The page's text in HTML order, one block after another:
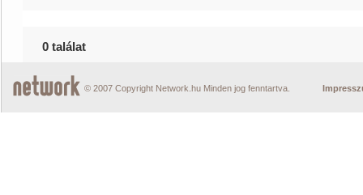
0 találat
© 2007 Copyright Network.hu Minden jog fenntartva.